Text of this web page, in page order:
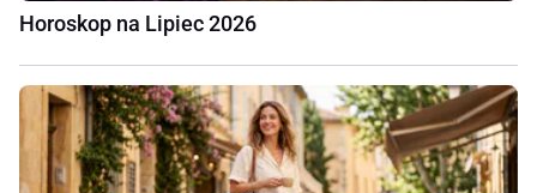
Horoskop na Lipiec 2026